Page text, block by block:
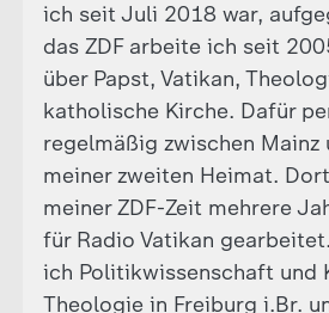
ich seit Juli 2018 war,
das ZDF arbeite ich seit
über Papst, Vatikan,
katholische Kirche. Dafür
regelmäßig zwischen Mainz
meiner zweiten Heimat.
meiner ZDF-Zeit mehrere
für Radio Vatikan
ich Politikwissenschaft und
Theologie in Freiburg i.Br.